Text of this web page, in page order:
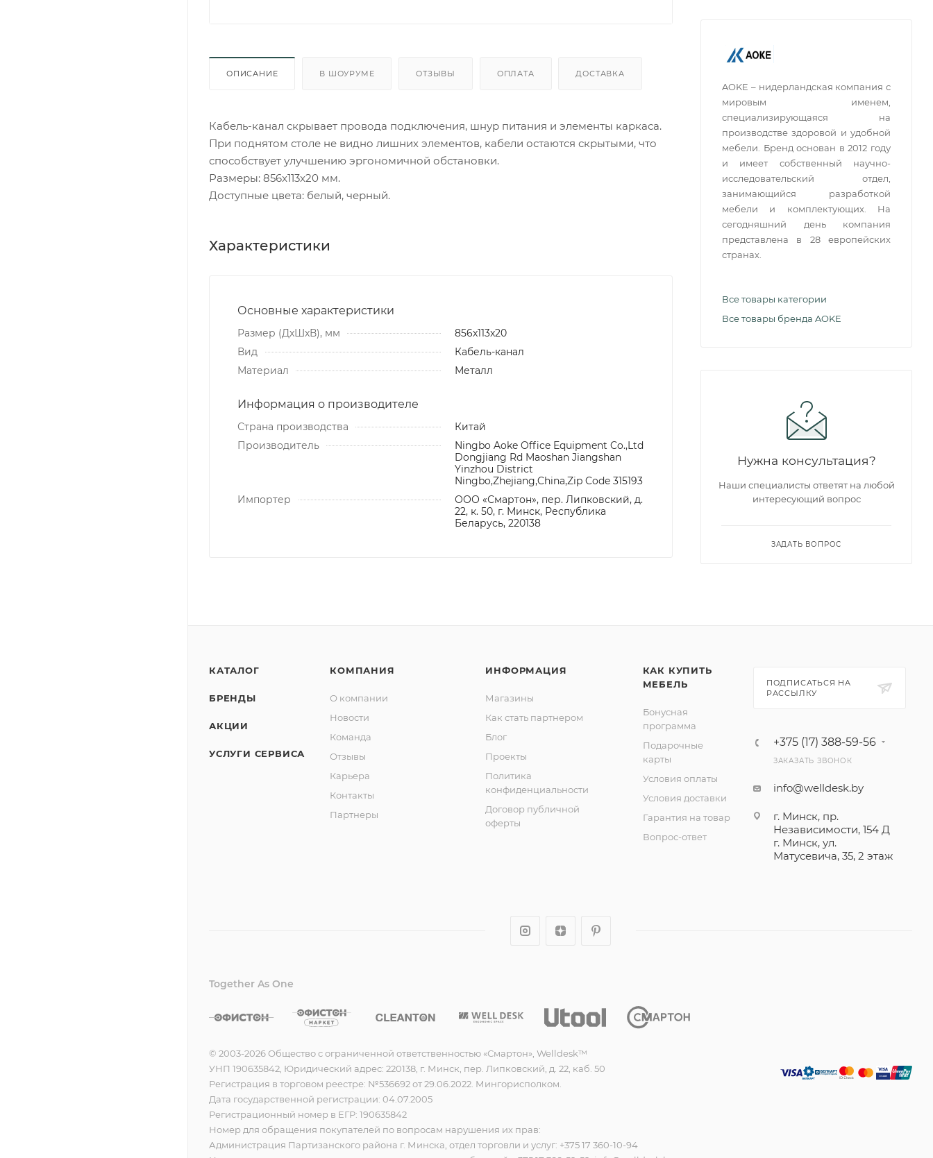
ОПИСАНИЕ В ШОУРУМЕ ОТЗЫВЫ ОПЛАТА ДОСТАВКА
Кабель-канал скрывает провода подключения, шнур питания и элементы каркаса.
При поднятом столе не видно лишних элементов, кабели остаются скрытыми, что
способствует улучшению эргономичной обстановки.
Размеры: 856x113x20 мм.
Доступные цвета: белый, черный.
Характеристики
Основные характеристики
Размер (ДxШxВ), мм
856x113x20
Вид
Кабель-канал
Материал
Металл
Информация о производителе
Страна производства
Китай
Производитель
Ningbo Aoke Office Equipment Co.,Ltd
Dongjiang Rd Maoshan Jiangshan
Yinzhou District
Ningbo,Zhejiang,China,Zip Code 315193
Импортер
ООО «Смартон», пер. Липковский, д.
22, к. 50, г. Минск, Республика
Беларусь, 220138
AOKE – нидерландская компания с
мировым именем,
специализирующаяся на
производстве здоровой и удобной
мебели. Бренд основан в 2012 году
и имеет собственный научно-
исследовательский отдел,
занимающийся разработкой
мебели и комплектующих. На
сегодняшний день компания
представлена в 28 европейских
странах.
Все товары категории
Все товары бренда AOKE
Нужна консультация?
Наши специалисты ответят на любой
интересующий вопрос
ЗАДАТЬ ВОПРОС
КАТАЛОГ
БРЕНДЫ
АКЦИИ
УСЛУГИ СЕРВИСА
КОМПАНИЯ
О компании
Новости
Команда
Отзывы
Карьера
Контакты
Партнеры
ИНФОРМАЦИЯ
Магазины
Как стать партнером
Блог
Проекты
Политика
конфиденциальности
Договор публичной
оферты
КАК КУПИТЬ
МЕБЕЛЬ
Бонусная
программа
Подарочные
карты
Условия оплаты
Условия доставки
Гарантия на товар
Вопрос-ответ
ПОДПИСАТЬСЯ НА
РАССЫЛКУ
+375 (17) 388-59-56
ЗАКАЗАТЬ ЗВОНОК
info@welldesk.by
г. Минск, пр.
Независимости, 154 Д
г. Минск, ул.
Матусевича, 35, 2 этаж
Together As One
© 2003-2026 Общество с ограниченной ответственностью «Смартон», Welldesk™
УНП 190635842, Юридический адрес: 220138, г. Минск, пер. Липковский, д. 22, каб. 50
Регистрация в торговом реестре: №536692 от 29.06.2022. Мингорисполком.
Дата государственной регистрации: 04.07.2005
Регистрационный номер в ЕГР: 190635842
Номер для обращения покупателей по вопросам нарушения их прав:
Администрация Партизанского района г. Минска, отдел торговли и услуг: +375 17 360-10-94